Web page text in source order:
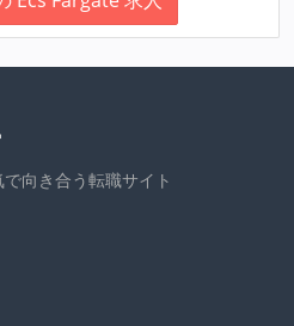
向き合う転職サイト